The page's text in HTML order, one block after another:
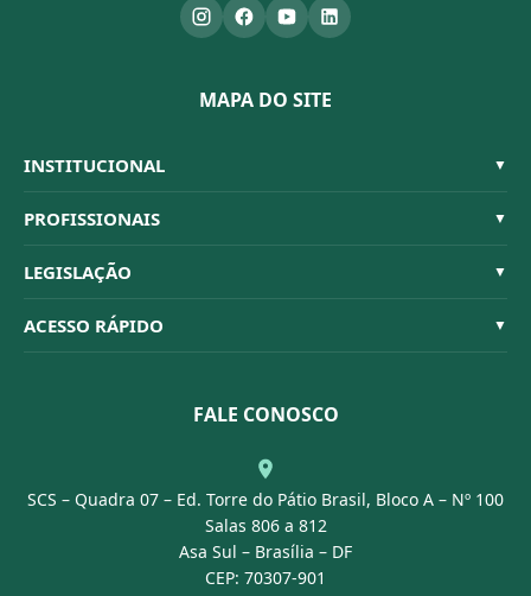
MAPA DO SITE
INSTITUCIONAL ▼
Sistema CFBM
Quem Somos
Organograma
Conselheiros
PROFISSIONAIS ▼
Habilitações
Código de Ética
Dúvidas Frequentes
LEGISLAÇÃO ▼
Resoluções
ACESSO RÁPIDO ▼
Portal Transparência
FALE CONOSCO
SCS – Quadra 07 – Ed. Torre do Pátio Brasil, Bloco A – Nº 100
Salas 806 a 812
Asa Sul – Brasília – DF
CEP: 70307-901